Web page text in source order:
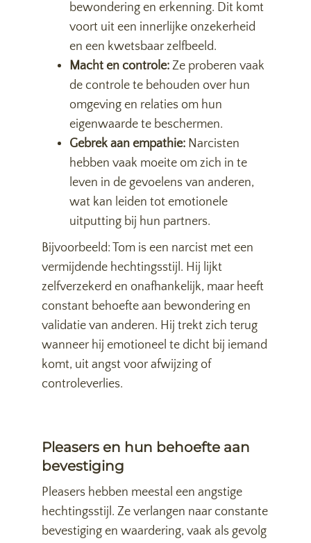
bewondering en erkenning. Dit komt
voort uit een innerlijke onzekerheid
en een kwetsbaar zelfbeeld.
Macht en controle: Ze proberen vaak
de controle te behouden over hun
omgeving en relaties om hun
eigenwaarde te beschermen.
Gebrek aan empathie: Narcisten
hebben vaak moeite om zich in te
leven in de gevoelens van anderen,
wat kan leiden tot emotionele
uitputting bij hun partners.
Bijvoorbeeld: Tom is een narcist met een
vermijdende hechtingsstijl. Hij lijkt
zelfverzekerd en onafhankelijk, maar heeft
constant behoefte aan bewondering en
validatie van anderen. Hij trekt zich terug
wanneer hij emotioneel te dicht bij iemand
komt, uit angst voor afwijzing of
controleverlies.
Pleasers en hun behoefte aan
bevestiging
Pleasers hebben meestal een angstige
hechtingsstijl. Ze verlangen naar constante
bevestiging en waardering, vaak als gevolg